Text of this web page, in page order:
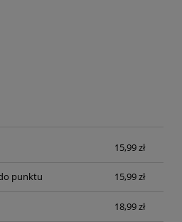
kosztów płatności
15,99 zł
punktu 15,99 zł
18,99 zł